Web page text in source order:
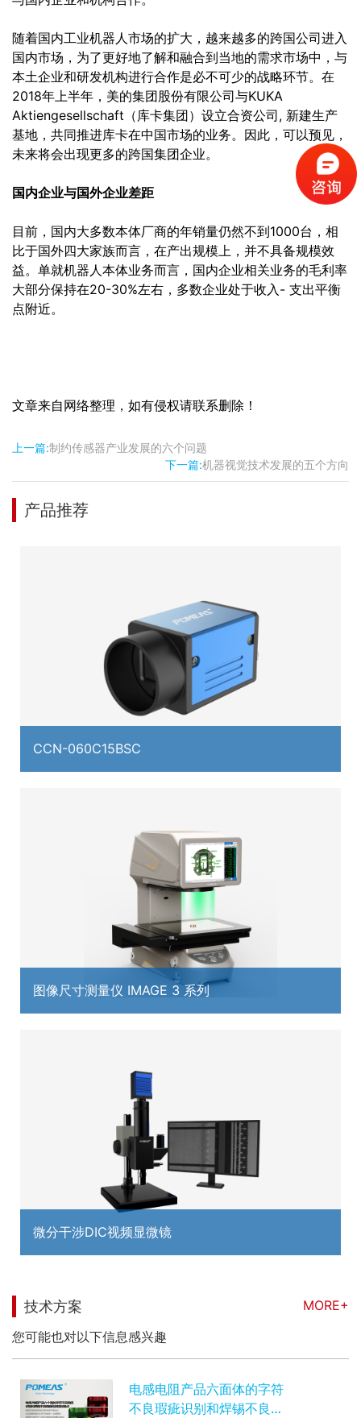
随着国内工业机器人市场的扩大，越来越多的跨国公司进入
国内市场，为了更好地了解和融合到当地的需求市场中，与
本土企业和研发机构进行合作是必不可少的战略环节。在
2018年上半年，美的集团股份有限公司与KUKA
Aktiengesellschaft（库卡集团）设立合资公司, 新建生产
基地，共同推进库卡在中国市场的业务。因此，可以预见，
未来将会出现更多的跨国集团企业。
国内企业与国外企业差距
目前，国内大多数本体厂商的年销量仍然不到1000台，相
比于国外四大家族而言，在产出规模上，并不具备规模效
益。单就机器人本体业务而言，国内企业相关业务的毛利率
大部分保持在20-30%左右，多数企业处于收入- 支出平衡
点附近。
文章来自网络整理，如有侵权请联系删除！
上一篇:制约传感器产业发展的六个问题
下一篇:机器视觉技术发展的五个方向
产品推荐
CCN-060C15BSC
图像尺寸测量仪 IMAGE 3 系列
微分干涉DIC视频显微镜
技术方案
MORE+
您可能也对以下信息感兴趣
电感电阻产品六面体的字符
不良瑕疵识别和焊锡不良瑕